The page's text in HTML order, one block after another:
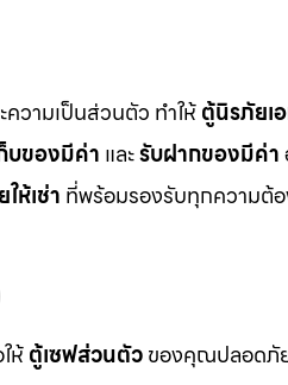
ความเป็นส่วนตัว ทำให้ตู้นิรภัยเ
บของมีค่า และรับฝากของมีค่า
ห้เช่า ที่พร้อมรองรับทุกความต้อ
ห้ตู้เซฟส่วนตัวของคุณปลอดภั